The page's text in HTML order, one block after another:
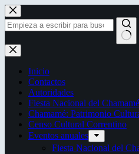
Saltar
al
contenido
Sin
resultados
Inicio
Contactos
Autoridades
Fiesta Nacional del Chamamé
Chamamé: Patrimonio
Censo Cultural Correntino
Eventos anuales
Fiesta Nacional del